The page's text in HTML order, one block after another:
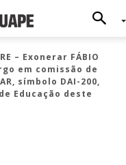
– Exonerar FÁBIO
em comissão de
símbolo DAI-200,
Educação deste